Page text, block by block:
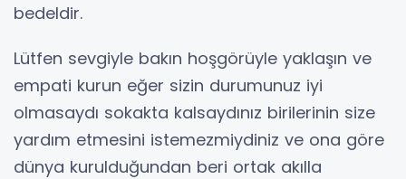
bedeldir.
Lütfen sevgiyle bakın hoşgörüyle yaklaşın ve
empati kurun eğer sizin durumunuz iyi
olmasaydı sokakta kalsaydınız birilerinin size
yardım etmesini istemezmiydiniz ve ona göre
dünya kurulduğundan beri ortak akılla